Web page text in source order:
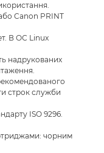
Canon PRINT
В ОС Linux
надрукованих
строк служби
ISO 9296.
чорним